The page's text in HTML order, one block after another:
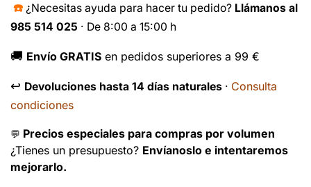
☎️ ¿Necesitas ayuda para hacer tu pedido? Llámanos al
985 514 025 · De 8:00 a 15:00 h
🚚 Envío GRATIS en pedidos superiores a 99 €
↩️ Devoluciones hasta 14 días naturales · Consulta
condiciones
💬 Precios especiales para compras por volumen
¿Tienes un presupuesto? Envíanoslo e intentaremos
mejorarlo.